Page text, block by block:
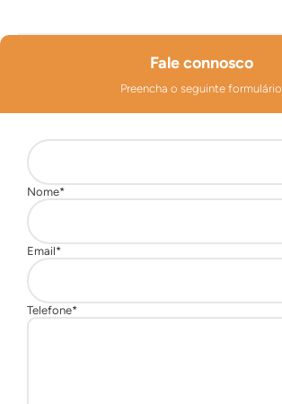
Fale connosco
Preencha o seguinte formulário